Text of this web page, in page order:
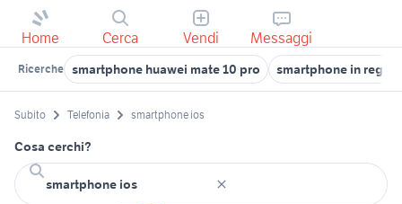
Home Cerca Vendi Messaggi
Ricerche smartphone huawei mate 10 pro smartphone in
Subito Telefonia smartphone ios
Cosa cerchi?